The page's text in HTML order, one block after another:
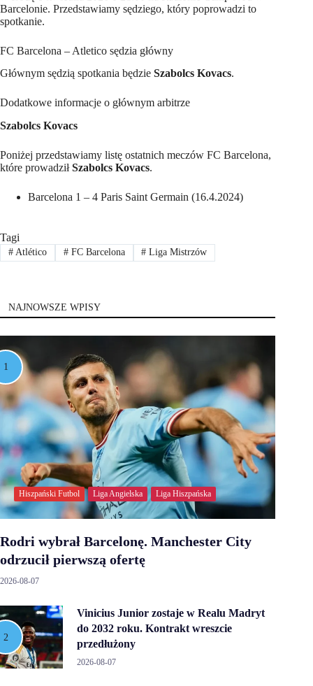
Barcelonie. Przedstawiamy sędziego, który poprowadzi to
spotkanie.
FC Barcelona – Atletico sędzia główny
Głównym sędzią spotkania będzie Szabolcs Kovacs.
Dodatkowe informacje o głównym arbitrze
Szabolcs Kovacs
Poniżej przedstawiamy listę ostatnich meczów FC Barcelona,
które prowadziłSzabolcs Kovacs.
Barcelona 1 – 4 Paris Saint Germain (16.4.2024)
Tagi
#Atlético #FC Barcelona # Liga Mistrzów
NAJNOWSZE WPISY
Hiszpański Futbol Liga Angielska Liga Hiszpańska
Rodri wybrał Barcelonę. Manchester City
odrzucił pierwszą ofertę
2026-08-07
Vinicius Junior zostaje w Realu Madryt
do 2032 roku. Kontrakt wreszcie
przedłużony
2026-08-07